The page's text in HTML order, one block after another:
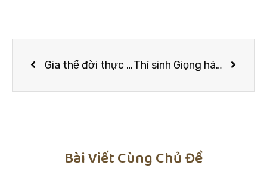
Gia thế đời thực của hội công tử “trâm anh thế phiệt” màn ảnh nhỏ: Người có biệt thự 25 tỷ, người chật vật kiếm kế sinh nhai! Thí sinh Giọng hát Việt “đụng chạm” Đông Nhi: Đỗ Hiếu đáp trả sâu cay, Tùng Leo gay gắt lên á
Bài Viết Cùng Chủ Đề